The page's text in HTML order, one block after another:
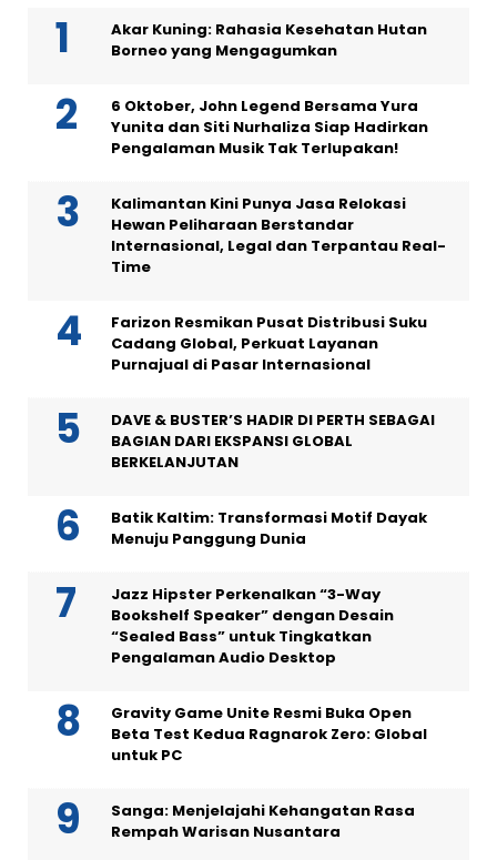
Akar Kuning: Rahasia Kesehatan Hutan
Borneo yang Mengagumkan
6 Oktober, John Legend Bersama Yura
Yunita dan Siti Nurhaliza Siap Hadirkan
Pengalaman Musik Tak Terlupakan!
Kalimantan Kini Punya Jasa Relokasi
Hewan Peliharaan Berstandar
Internasional, Legal dan Terpantau Real-
Time
Farizon Resmikan Pusat Distribusi Suku
Cadang Global, Perkuat Layanan
Purnajual di Pasar Internasional
DAVE & BUSTER’S HADIR DI PERTH SEBAGAI
BAGIAN DARI EKSPANSI GLOBAL
BERKELANJUTAN
Batik Kaltim: Transformasi Motif Dayak
Menuju Panggung Dunia
Jazz Hipster Perkenalkan “3-Way
Bookshelf Speaker” dengan Desain
“Sealed Bass” untuk Tingkatkan
Pengalaman Audio Desktop
Gravity Game Unite Resmi Buka Open
Beta Test Kedua Ragnarok Zero: Global
untuk PC
Sanga: Menjelajahi Kehangatan Rasa
Rempah Warisan Nusantara